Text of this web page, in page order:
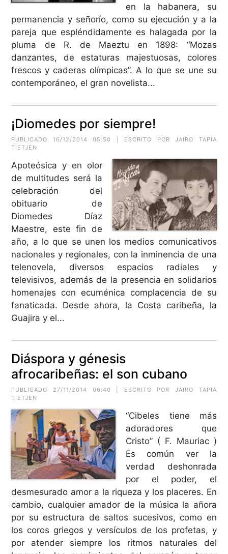
en la habanera, su
permanencia y señorío, como su ejecución y a la
pareja que espléndidamente es halagada por la
pluma de R. de Maeztu en 1898: “Mozas
danzantes, de estaturas majestuosas, colores
frescos y caderas olímpicas”. A lo que se une su
contemporáneo, el gran novelista...
¡Diomedes por siempre!
PUBLICADO 16/12/2014 05:50 | ESCRITO POR JAIRO TAPIA
TIETJEN
Apoteósica y en olor
de multitudes será la
celebración del
obituario de
Diomedes Díaz
Maestre, este fin de
año, a lo que se unen los medios comunicativos
nacionales y regionales, con la inminencia de una
telenovela, diversos espacios radiales y
televisivos, además de la presencia en solidarios
homenajes con ecuménica complacencia de su
fanaticada. Desde ahora, la Costa caribeña, la
Guajira y el...
Diáspora y génesis
afrocaribeñas: el son cubano
PUBLICADO 27/11/2014 06:40 | ESCRITO POR JAIRO TAPIA
TIETJEN
“Cibeles tiene más
adoradores que
Cristo” ( F. Mauriac )
Es común ver la
verdad deshonrada
por el poder, el
desmesurado amor a la riqueza y los placeres. En
cambio, cualquier amador de la música la añora
por su estructura de saltos sucesivos, como en
los coros griegos y versículos de los profetas, y
por atender siempre los ritmos naturales del